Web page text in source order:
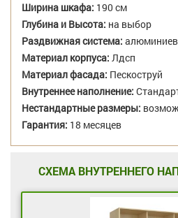
Ширина шкафа: 190 см
Глубина и Высота: на выбор
Раздвижная система:
Материал корпуса: Лдсп
Материал фасада: Пескоструй
Внутреннее наполнение:
Нестандартные размеры:
Гарантия: 18 месяцев
СХЕМА ВНУТРЕННЕГО